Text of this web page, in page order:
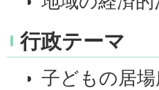
行政テーマ
子どもの居